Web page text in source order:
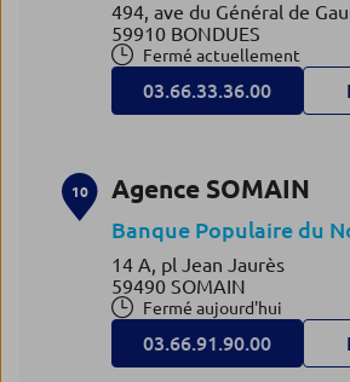
494, ave du Général de
59910 BONDUES
Fermé actuellement
03.66.33.36.00
10 Agence SOMAIN
Banque Populaire du
14 A, pl Jean Jaurès
59490 SOMAIN
Fermé aujourd'hui
03.66.91.90.00